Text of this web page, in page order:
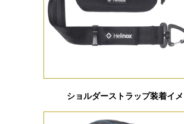
ショルダーストラップ装着イ